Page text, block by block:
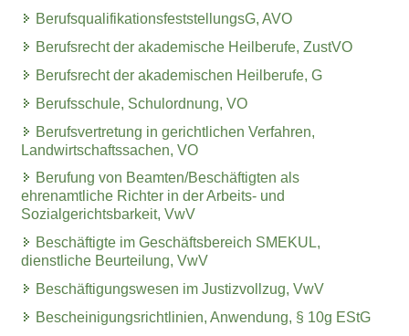
BerufsqualifikationsfeststellungsG, AVO
Berufsrecht der akademische Heilberufe, ZustVO
Berufsrecht der akademischen Heilberufe, G
Berufsschule, Schulordnung, VO
Berufsvertretung in gerichtlichen Verfahren,
Landwirtschaftssachen, VO
Berufung von Beamten/Beschäftigten als
ehrenamtliche Richter in der Arbeits- und
Sozialgerichtsbarkeit, VwV
Beschäftigte im Geschäftsbereich SMEKUL,
dienstliche Beurteilung, VwV
Beschäftigungswesen im Justizvollzug, VwV
Bescheinigungsrichtlinien, Anwendung, § 10g EStG